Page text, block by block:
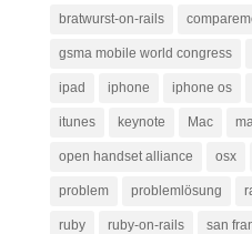
bratwurst-on-rails
gsma mobile world congress
ipad iphone iphone os
itunes keynote Mac
open handset alliance osx
problem problemlösung
ruby ruby-on-rails san